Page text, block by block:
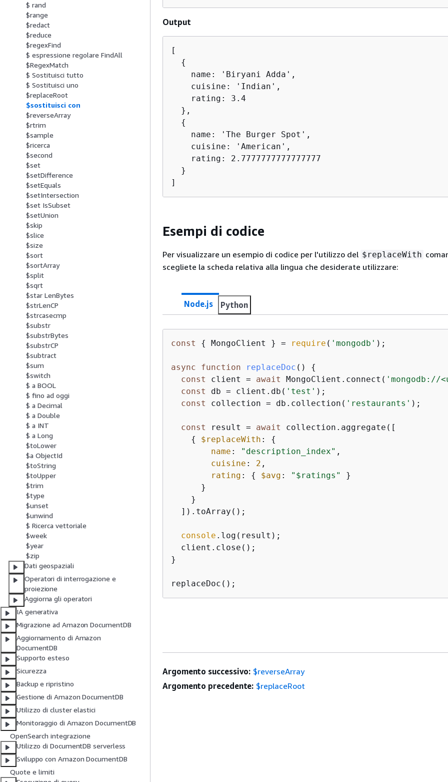
$ rand
$range
$redact
$reduce
$regexFind
$ espressione regolare FindAll
$RegexMatch
$ Sostituisci tutto
$ Sostituisci uno
$replaceRoot
$sostituisci con
$reverseArray
$rtrim
$sample
$ricerca
$second
$set
$setDifference
$setEquals
$setIntersection
$set IsSubset
$setUnion
$skip
$slice
$size
$sort
$sortArray
$split
$sqrt
$star LenBytes
$strLenCP
$strcasecmp
$substr
$substrBytes
$substrCP
$subtract
$sum
$switch
$ a BOOL
$ fino ad oggi
$ a Decimal
$ a Double
$ a INT
$ a Long
$toLower
$a ObjectId
$toString
$toUpper
$trim
$type
$unset
$unwind
$ Ricerca vettoriale
$week
$year
$zip
Dati geospaziali
Operatori di interrogazione e
proiezione
Aggiorna gli operatori
IA generativa
Migrazione ad Amazon DocumentDB
Aggiornamento di Amazon
DocumentDB
Supporto esteso
Sicurezza
Backup e ripristino
Gestione di Amazon DocumentDB
Utilizzo di cluster elastici
Monitoraggio di Amazon DocumentDB
OpenSearch integrazione
Utilizzo di DocumentDB serverless
Sviluppo con Amazon DocumentDB
Quote e limiti
Output
[
{
    name: 'Biryani Adda',
    cuisine: 'Indian',
    rating: 3.4
  },
{
    name: 'The Burger Spot',
    cuisine: 'American',
    rating: 2.7777777777777777
  }
]
Esempi di codice
Per visualizzare un esempio di codice per l'utilizzo del $replaceWith
scegliete la scheda relativa alla lingua che desiderate utilizzare:
Node.js Python
const { MongoClient } = require ( 'mongodb' );
async function replaceDoc ( ) {
const
client = await MongoClient.connect( 'mongodb://
const
db = client.db( 'test' );
const
collection = db.collection( 'restaurants' );
const result = await
collection.aggregate([
{
$replaceWith : {
name : "description_index" ,
cuisine : 2 ,
rating : { $avg : "$ratings"
}
      }
    }
  ]).toArray();
console .log(result);
  client.close();
}
replaceDoc();
Argomento successivo: $reverseArray
Argomento precedente: $replaceRoot